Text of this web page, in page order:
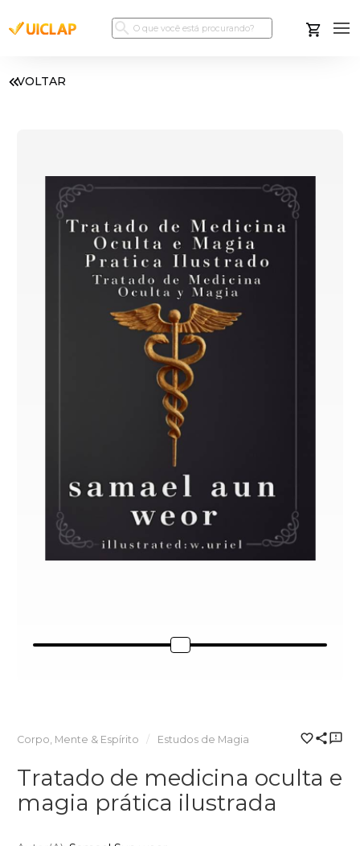
VOLTAR
Corpo, Mente & Espírito Estudos de Magia
Tratado de medicina oculta e
magia prática ilustrada